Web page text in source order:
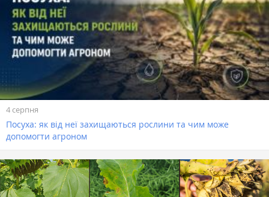
4 серпня
Посуха: як від неї захищаються рослини та чим може
допомогти агроном